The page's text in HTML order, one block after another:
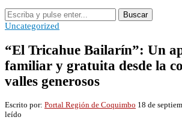
Buscar
Uncategorized
“El Tricahue Bailarín”: Un
familiar y gratuita desde la
valles generosos
Escrito por: Portal Región de Coquimbo 18 de
leído